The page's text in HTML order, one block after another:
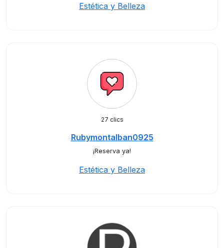
Estética y Belleza
27 clics
Rubymontalban0925
¡Reserva ya!
Estética y Belleza